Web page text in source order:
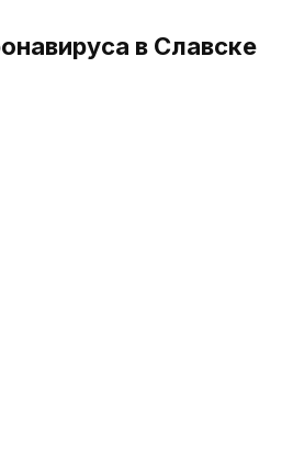
в Славске